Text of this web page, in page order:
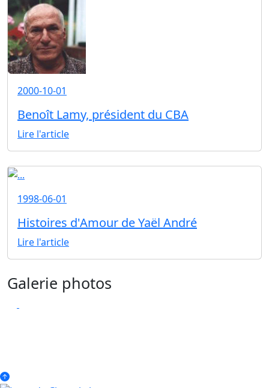
2000-10-01
Benoît Lamy, président du CBA
Lire l'article
1998-06-01
Histoires d'Amour de Yaël André
Lire l'article
Galerie photos